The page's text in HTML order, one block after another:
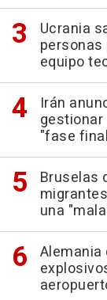
Ucrania
equipo
Irán
"fase
Bruselas
una